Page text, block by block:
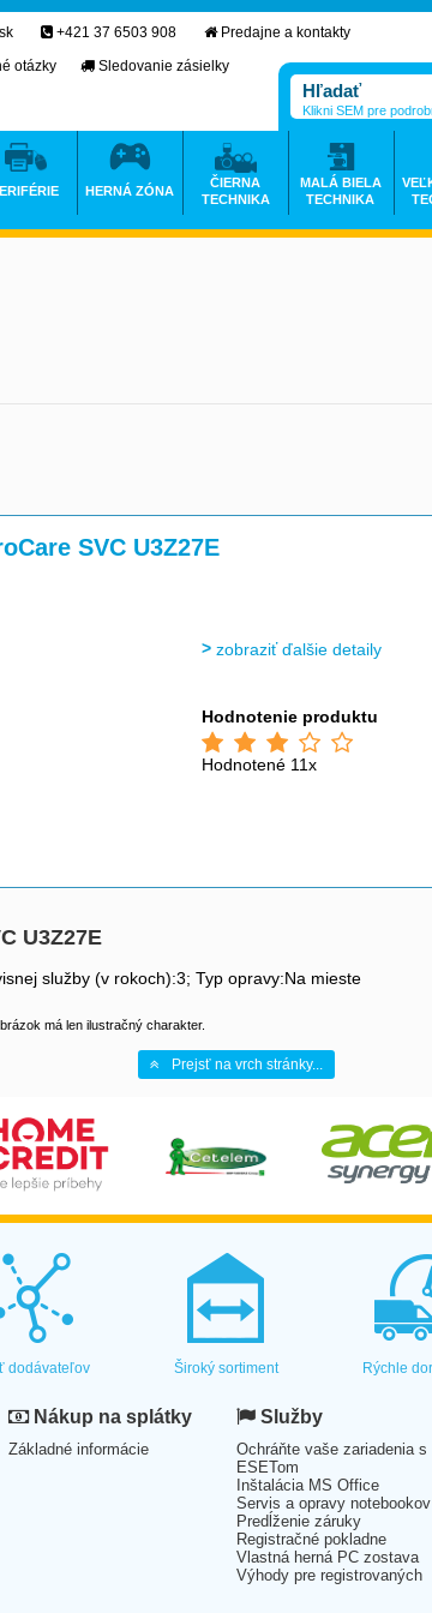
SVC U3Z27E
zobraziť ďalšie detaily
Hodnotenie produktu
Hodnotené 11x
U3Z27E
služby (v rokoch):3; Typ opravy:Na mieste
má len ilustračný charakter.
Prejsť na vrch stránky...
+421 37 6503 908
Predajne a kontakty
otázky
Sledovanie zásielky
Klikni SEM pre
HERNÁ ZÓNA
ČIERNA
TECHNIKA
MALÁ BIELA
TECHNIKA
dodávateľov Široký sortiment Rýchle
Nákup na splátky
Základné informácie
Služby
Ochráňte vaše zariadenia s
ESETom
Inštalácia MS Office
Servis a opravy notebookov
Predĺženie záruky
Registračné pokladne
Vlastná herná PC zostava
Výhody pre registrovaných